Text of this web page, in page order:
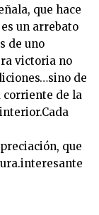
que hace
un arrebato
de uno
victoria no
de
corriente de la
que